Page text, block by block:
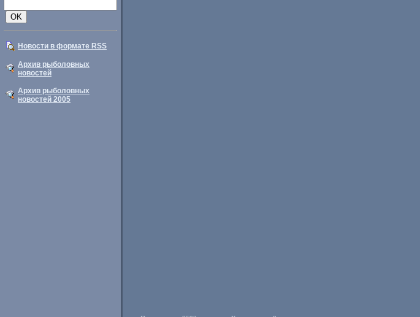
Новости в формате RSS
Архив рыболовных
новостей
Архив рыболовных
новостей 2005